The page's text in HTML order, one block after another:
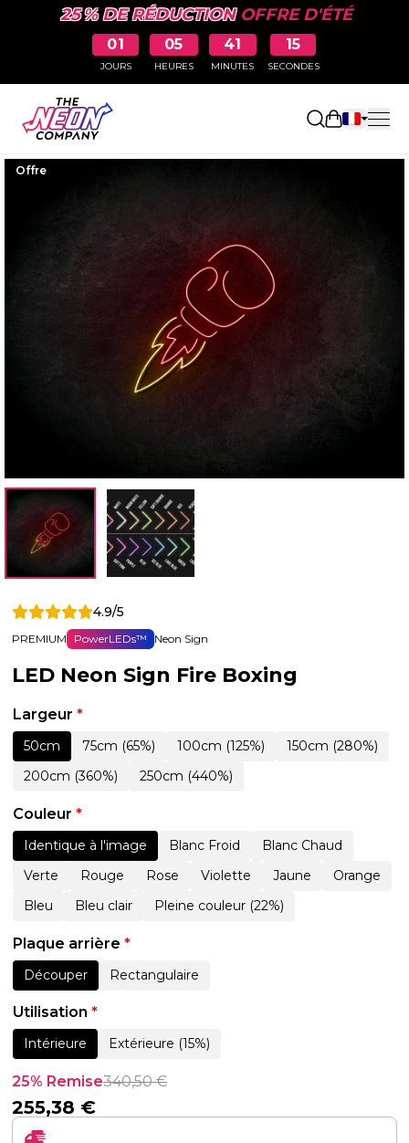
25 % DE RÉDUCTIONOFFRE D'ÉTÉ
01
JOURS
05
HEURES
41
MINUTES
15
SECONDES
Ouvrir le
Offre
4.9/5
PREMIUM PowerLEDs™ Neon Sign
LED Neon Sign Fire Boxing
Largeur *
50cm 75cm (65%) 100cm (125%)
150cm (280%)
200cm (360%)
250cm (440%)
Couleur *
Identique à l'image Blanc Froid
Blanc Chaud
Verte
Rouge Rose Violette Jaune
Orange
Bleu
Bleu clair Pleine couleur (22%)
Plaque arrière *
Découper Rectangulaire
Utilisation *
Intérieure Extérieure (15%)
25% Remise340,50€
255,38 €